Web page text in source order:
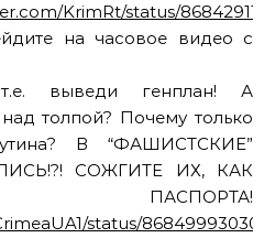
KrimRt/status/
на часовое видео с
выведи генплан! А
толпой? Почему только
В “ФАШИСТСКИЕ”
СОЖГИТЕ ИХ, КАК
ПАСПОРТА!
status/